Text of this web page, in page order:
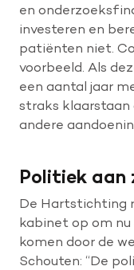
en
investeren en
patiënten niet.
voorbeeld. Als
een aantal jaar
straks klaarstaan
andere
Politiek aan
De Hartstichting
kabinet op om
komen door de
Schouten: “De